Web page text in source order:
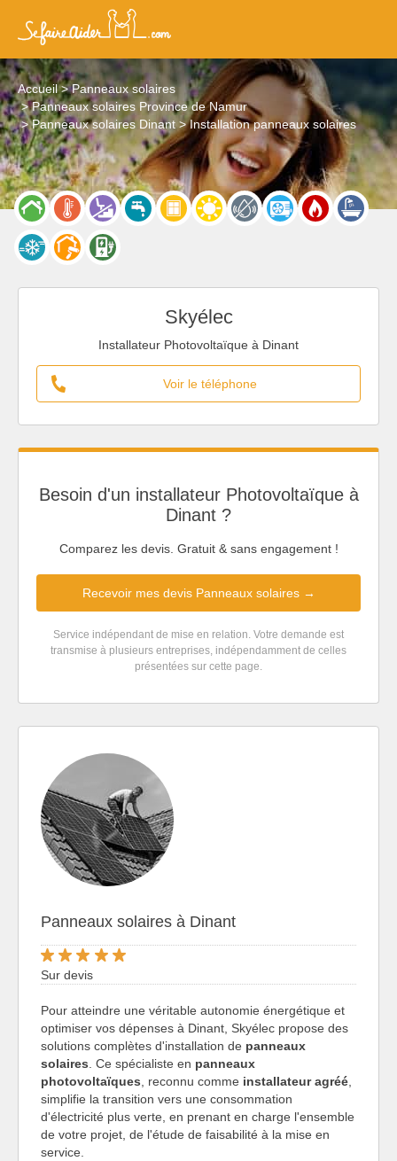
Accueil
Panneaux solaires
Panneaux solaires Province de Namur
Panneaux solaires Dinant
Installation panneaux solaires
Skyélec
Installateur Photovoltaïque à Dinant
Voir le téléphone
Besoin d'un installateur Photovoltaïque à
Dinant ?
Comparez les devis. Gratuit & sans engagement !
Recevoir mes devis Panneaux solaires →
Service indépendant de mise en relation. Votre demande est
transmise à plusieurs entreprises, indépendamment de celles
présentées sur cette page.
Panneaux solaires à Dinant
Sur devis
Pour atteindre une véritable autonomie énergétique et
optimiser vos dépenses à Dinant, Skyélec propose des
solutions complètes d'installation de panneaux
solaires . Ce spécialiste en panneaux
photovoltaïques , reconnu comme installateur agréé
simplifie la transition vers une consommation
d'électricité plus verte, en prenant en charge l'ensemble
de votre projet, de l'étude de faisabilité à la mise en
service.